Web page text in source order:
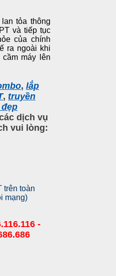
tỏa thông
và tiếp tục
của chính
ra ngoài khi
máy lên
, lắp
, truyền
dịch vụ
vui lòng:
trên toàn
mạng)
-